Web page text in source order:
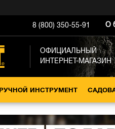
8 (800) 350-55-91 О
ОФИЦИАЛЬНЫЙ
ИНТЕРНЕТ-МАГАЗИН
РУЧНОЙ ИНСТРУМЕНТ